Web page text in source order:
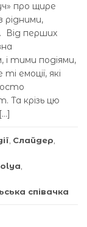
про щире
рідними,
Від перших
і тими подіями,
емоції, які
Та крізь цю
Слайдер
співачка